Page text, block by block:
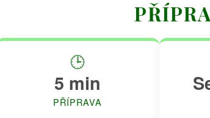
🕒
5 min
PŘÍPRAVA